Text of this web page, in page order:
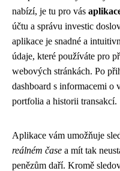
nabízí, je tu pro vás
účtu a správu investic
aplikace je snadné a
údaje, které používáte pro
webových stránkách. Po
dashboard s informacemi o
portfolia a historii transakcí.
Aplikace vám umožňuje
reálném čase a mít tak
penězům daří. Kromě